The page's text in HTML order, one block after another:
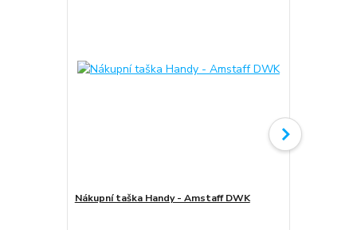
Nákupní taška Handy - Amstaff DWK